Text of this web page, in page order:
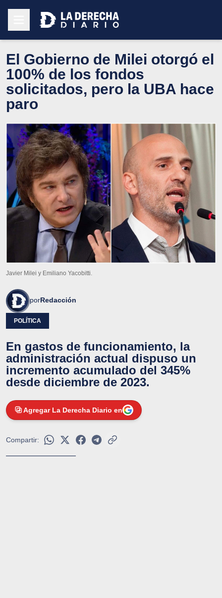
El Gobierno de Milei otorgó el
100% de los fondos
solicitados, pero la UBA hace
paro
Javier Milei y Emiliano Yacobitti.
porRedacción
POLÍTICA
En gastos de funcionamiento, la
administración actual dispuso un
incremento acumulado del 345%
desde diciembre de 2023.
Agregar La Derecha Diario en
Compartir: